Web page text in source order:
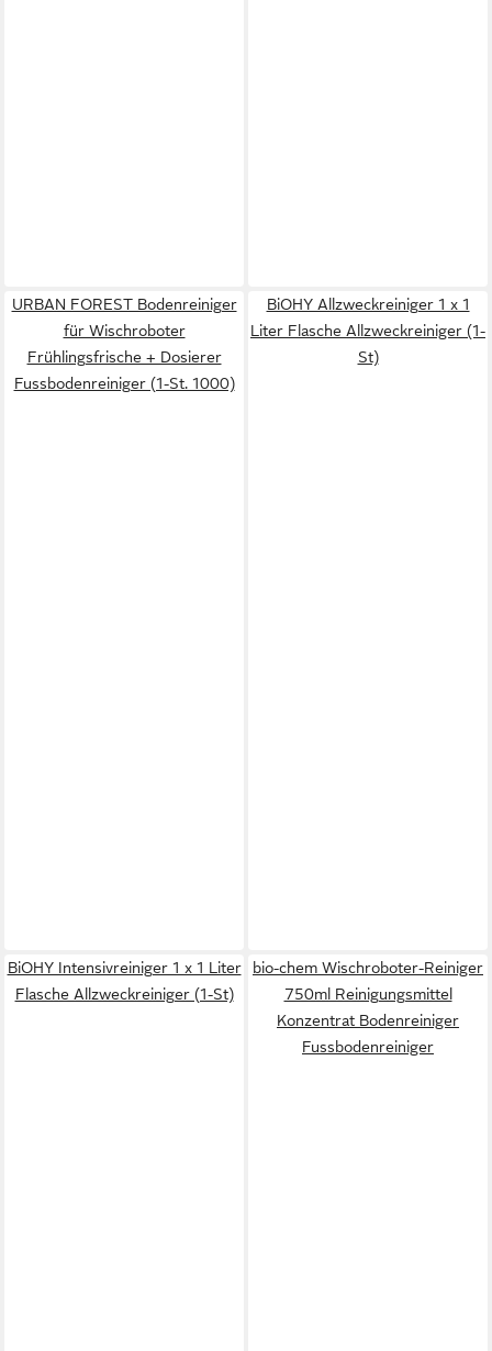
URBAN FOREST Bodenreiniger
für Wischroboter
Frühlingsfrische + Dosierer
Fussbodenreiniger (1-St. 1000)
BiOHY Allzweckreiniger 1 x 1
Liter Flasche Allzweckreiniger (1-
St)
BiOHY Intensivreiniger 1 x 1 Liter
Flasche Allzweckreiniger (1-St)
bio-chem Wischroboter-Reiniger
750ml Reinigungsmittel
Konzentrat Bodenreiniger
Fussbodenreiniger